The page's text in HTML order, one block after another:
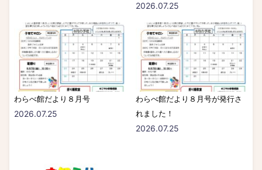
2026.07.25
わらべ館だより８月号
2026.07.25
わらべ館だより８月号が発行さ
れました！
2026.07.25